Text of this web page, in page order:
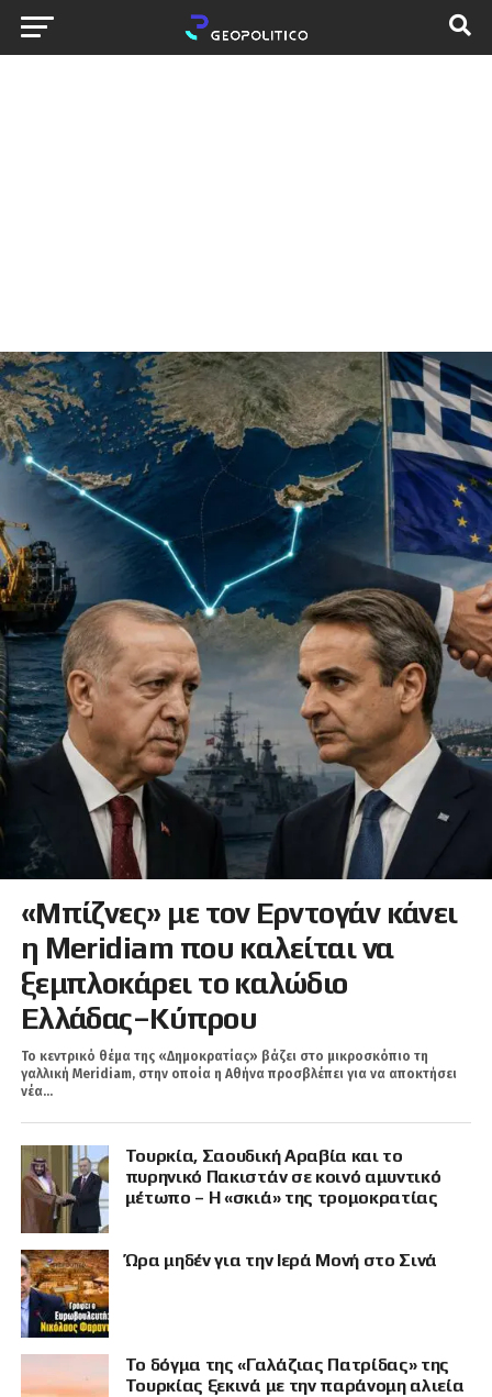
«Μπίζνες» με τον Ερντογάν κάνει
η Meridiam που καλείται να
ξεμπλοκάρει το καλώδιο
Ελλάδας–Κύπρου
Το κεντρικό θέμα της «Δημοκρατίας» βάζει στο μικροσκόπιο τη
γαλλική Meridiam, στην οποία η Αθήνα προσβλέπει για να αποκτήσει
νέα...
Τουρκία, Σαουδική Αραβία και το
πυρηνικό Πακιστάν σε κοινό αμυντικό
μέτωπο – Η «σκιά» της τρομοκρατίας
Ώρα μηδέν για την Ιερά Μονή στο Σινά
Το δόγμα της «Γαλάζιας Πατρίδας» της
Τουρκίας ξεκινά με την παράνομη αλιεία